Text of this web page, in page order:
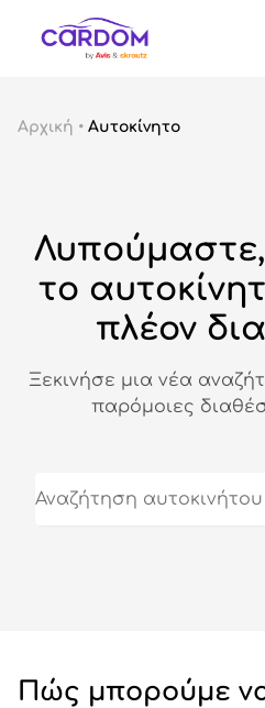
Αρχική • Αυτοκίνητο
το
πλέον
Ξεκινήσε μια νέα
παρόμοιες
Πώς μπορούμε